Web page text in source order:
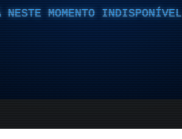
NESTE MOMENTO INDISPONÍVEL